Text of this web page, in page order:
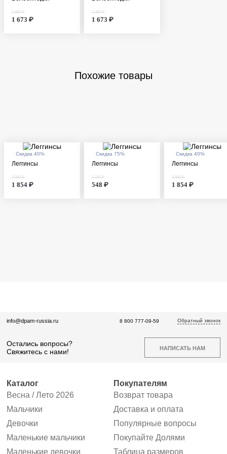
2 390 ₽
1 673 ₽
2 390 ₽
1 673 ₽
Похожие товары
Скидка 40%
Леггинсы
3 090 ₽
1 854 ₽
Скидка 75%
Леггинсы
2 190 ₽
548 ₽
Скидка 40%
Леггинсы
3 090 ₽
1 854 ₽
info@dpam-russia.ru
Остались вопросы?
Свяжитесь с нами!
НАПИСАТЬ НАМ
8 800 777-09-59 Обратный звонок
Каталог
Весна / Лето 2026
Мальчики
Девочки
Маленькие мальчики
Маленькие девочки
Покупателям
Возврат товара
Доставка и оплата
Популярные вопросы
Покупайте Долями
Таблица размеров